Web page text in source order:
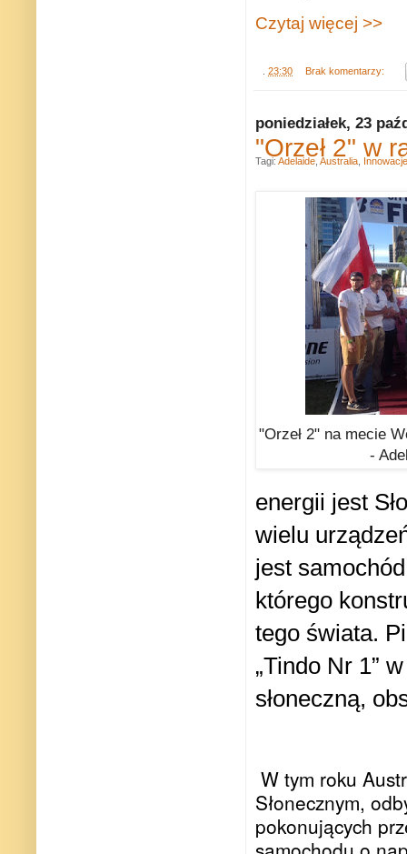
Czytaj więcej >>
23:30 Brak komentarzy:
poniedziałek, 23
"Orzeł 2" w
"Orzeł 2" na mecie
-
energii jest
wielu
jest
którego
tego świata.
„Tindo Nr 1”
słoneczną,
W tym roku
Słonecznym,
pokonujących
Tagi: Adelaide Australia Innowacje